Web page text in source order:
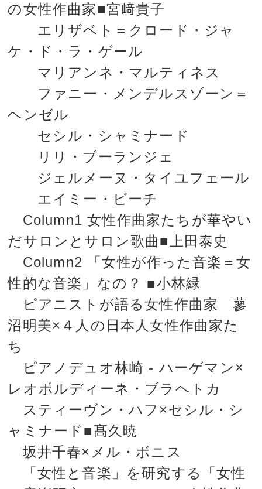
の女性作曲家■宮﨑貴子
エリザベト＝クロード・ジャ
ケ・ド・ラ・ゲール
マリアンネ・マルティネス
ファニー・メンデルスゾーン＝
ヘンゼル
セシル・シャミナード
リリ・ブーランジェ
ジェルメーヌ・タイユフェール
エイミー・ビーチ
Column1 女性作曲家たちが華やい
だサロンとサロン歌曲■上田泰史
Column2 「女性が作った音楽＝女
性的な音楽」なの？ ■小林緑
ピアニストが語る女性作曲家 蓼
沼明美×４人の日本人女性作曲家た
ち
ピアノデュオ林崎 - ハーゲマン×
レオポルディーネ・ブラヘトカ
スティーヴン・ハフ×セシル・シ
ャミナード■髙久暁
坂井千春×メル・ボニス
「女性と音楽」を研究する「女性